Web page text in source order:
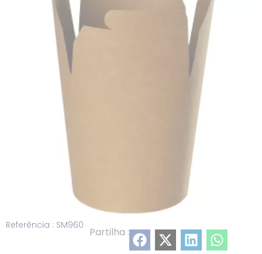
Referência : SM960
Partilha :